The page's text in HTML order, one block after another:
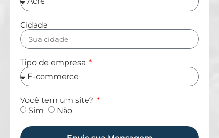
Cidade
Tipo de empresa
Você tem um site?
Sim
Não